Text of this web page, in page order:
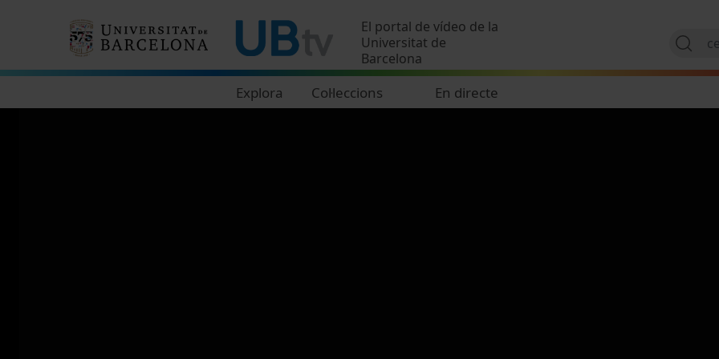
El portal de vídeo de la
Universitat de
Barcelona
Explora Col·leccions En directe